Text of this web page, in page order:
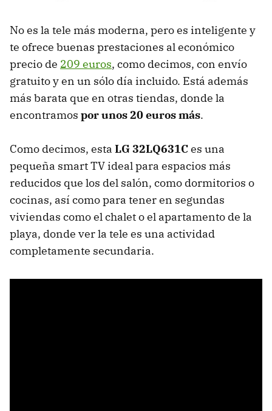
No es la tele más moderna, pero es inteligente y
te ofrece buenas prestaciones al económico
precio de 209 euros, como decimos, con envío
gratuito y en un sólo día incluido. Está además
más barata que en otras tiendas, donde la
encontramos por unos 20 euros más.
Como decimos, esta LG 32LQ631Ces una
pequeña smart TV ideal para espacios más
reducidos que los del salón, como dormitorios o
cocinas, así como para tener en segundas
viviendas como el chalet o el apartamento de la
playa, donde ver la tele es una actividad
completamente secundaria.